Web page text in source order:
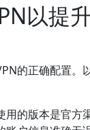
以提
的正确配置。
的版本是官方